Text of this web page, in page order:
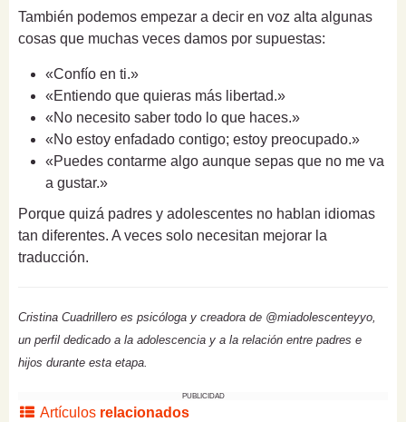
También podemos empezar a decir en voz alta algunas
cosas que muchas veces damos por supuestas:
«Confío en ti.»
«Entiendo que quieras más libertad.»
«No necesito saber todo lo que haces.»
«No estoy enfadado contigo; estoy preocupado.»
«Puedes contarme algo aunque sepas que no me va
a gustar.»
Porque quizá padres y adolescentes no hablan idiomas
tan diferentes. A veces solo necesitan mejorar la
traducción.
Cristina Cuadrillero es psicóloga y creadora de @miadolescenteyyo,
un perfil dedicado a la adolescencia y a la relación entre padres e
hijos durante esta etapa.
PUBLICIDAD
Artículos relacionados